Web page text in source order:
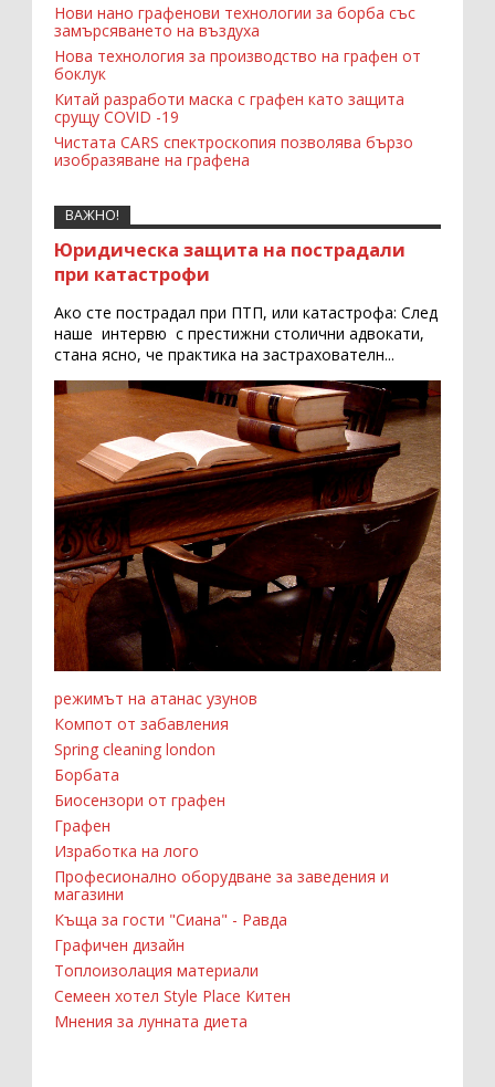
Нови нано графенови технологии за борба със
замърсяването на въздуха
Нова технология за производство на графен от
боклук
Китай разработи маска с графен като защита
срущу COVID -19
Чистата CARS спектроскопия позволява бързо
изобразяване на графена
ВАЖНО!
Юридическа защита на пострадали
при катастрофи
Ако сте пострадал при ПТП, или катастрофа: След
наше интервю с престижни столични адвокати,
стана ясно, че практика на застрахователн...
режимът на атанас узунов
Компот от забавления
Spring cleaning london
Борбата
Биосензори от графен
Графен
Изработка на лого
Професионално оборудване за заведения и
магазини
Къща за гости "Сиана" - Равда
Графичен дизайн
Топлоизолация материали
Семеен хотел Style Place Китен
Мнения за лунната диета